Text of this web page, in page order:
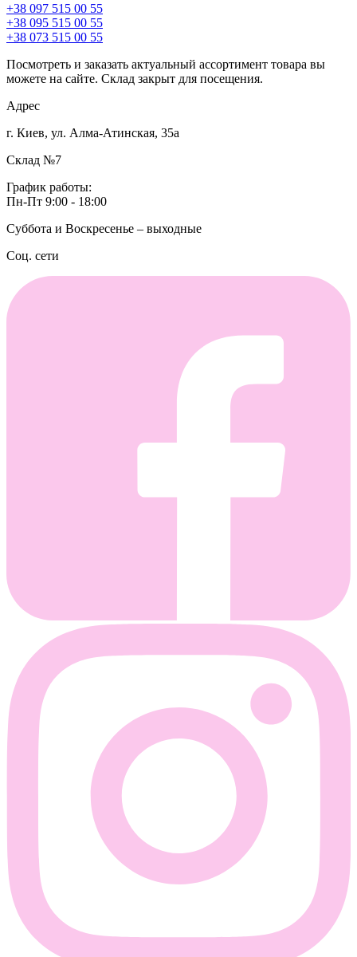
+38 097 515 00 55
+38 095 515 00 55
+38 073 515 00 55
Посмотреть и заказать актуальный ассортимент товара вы
можете на сайте. Склад закрыт для посещения.
Адрес
г. Киев, ул. Алма-Атинская, 35а
Склад №7
График работы:
Пн-Пт 9:00 - 18:00
Суббота и Воскресенье – выходные
Соц. сети